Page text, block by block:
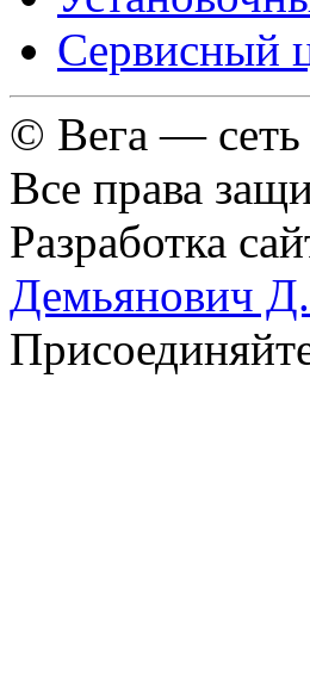
Сервисный
© Вега — сеть
Все права
Разработка
Демьянович